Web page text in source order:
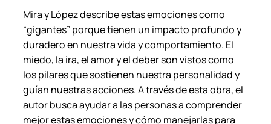
a
y
L
ó
p
e
z
Mira y López describe estas emociones como
“gigantes” porque tienen un impacto profundo y
duradero en nuestra vida y comportamiento. El
miedo, la ira, el amor y el deber son vistos como
los pilares que sostienen nuestra personalidad y
guían nuestras acciones. A través de esta obra, el
autor busca ayudar a las personas a comprender
mejor estas emociones y cómo manejarlas para